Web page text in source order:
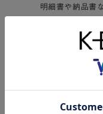
明細書や納品書
ギフトとしてご